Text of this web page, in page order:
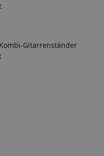
Gitarrenständer